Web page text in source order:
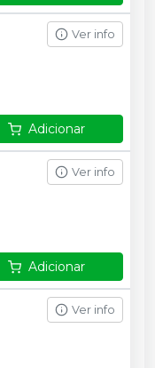
Ver info
Adicionar
Ver info
Adicionar
Ver info